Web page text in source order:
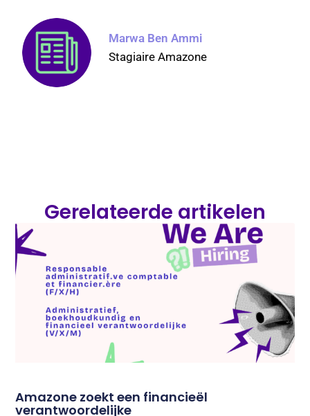
Marwa Ben Ammi
Stagiaire Amazone
Gerelateerde artikelen
Amazone zoekt een financieël
verantwoordelijke